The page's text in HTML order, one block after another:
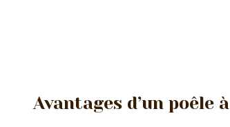
Avantages d’un